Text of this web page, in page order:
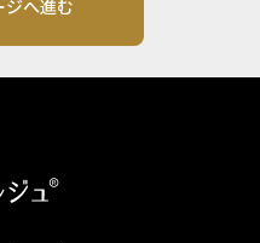
ジへ進む